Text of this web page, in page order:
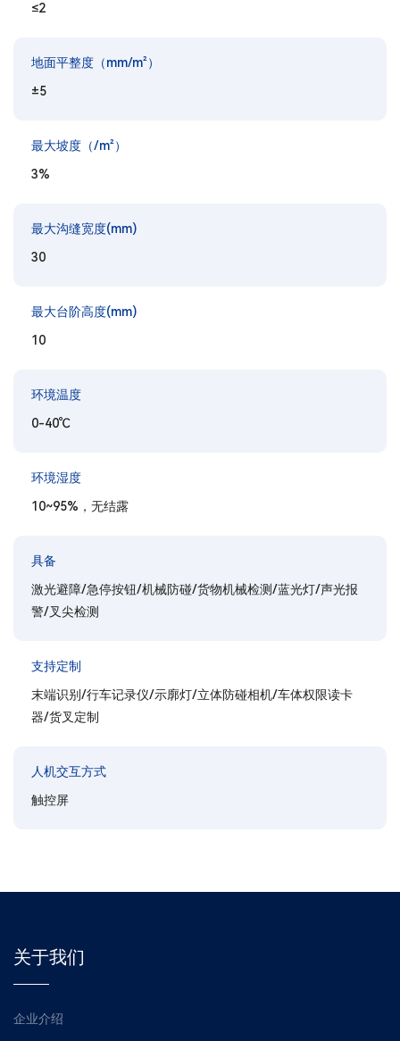
≤2
地面平整度（mm/m²）
±5
最大坡度（/m²）
3%
最大沟缝宽度(mm)
30
最大台阶高度(mm)
10
环境温度
0-40℃
环境湿度
10~95%，无结露
具备
激光避障/急停按钮/机械防碰/货物机械检测/蓝光灯/声光报
警/叉尖检测
支持定制
末端识别/行车记录仪/示廓灯/立体防碰相机/车体权限读卡
器/货叉定制
人机交互方式
触控屏
关于我们
企业介绍